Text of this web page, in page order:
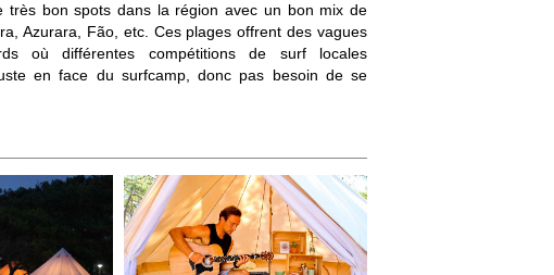
très bon spots dans la région avec un bon mix de
Azurara, Fão, etc. Ces plages offrent des vagues
où différentes compétitions de surf locales
en face du surfcamp, donc pas besoin de se